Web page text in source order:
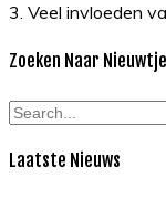
3. Veel invloeden
Zoeken Naar
Laatste Nieuws